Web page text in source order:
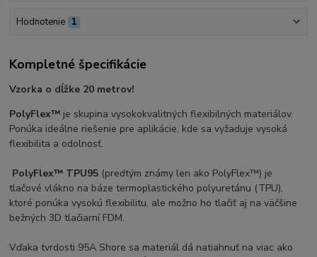
Hodnotenie 1
Kompletné špecifikácie
Vzorka o dĺžke 20 metrov!
PolyFlex™ je skupina vysokokvalitných flexibilných materiálov.
Ponúka ideálne riešenie pre aplikácie, kde sa vyžaduje vysoká
flexibilita a odolnosť.
PolyFlex™ TPU95 (predtým známy len ako PolyFlex™) je
tlačové vlákno na báze termoplastického polyuretánu (TPU),
ktoré ponúka vysokú flexibilitu, ale možno ho tlačiť aj na väčšine
bežných 3D tlačiarní FDM.
Vďaka tvrdosti 95A Shore sa materiál dá natiahnuť na viac ako